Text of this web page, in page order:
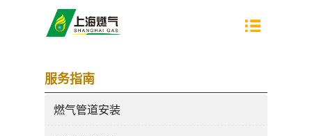
服务指南
燃气管道安装